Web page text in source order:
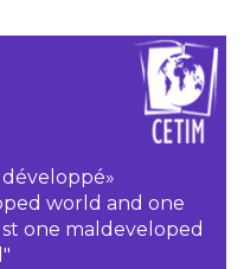
world and one
one maldeveloped